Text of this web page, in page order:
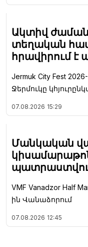
Ակտիվ
տեղական
հրավիրում է
Jermuk City Fest
Ջերմուկը
07.08.2026 15:29
Մանկական
VMF Vanadzor Half
ին Վանաձորում
07.08.2026 12:45